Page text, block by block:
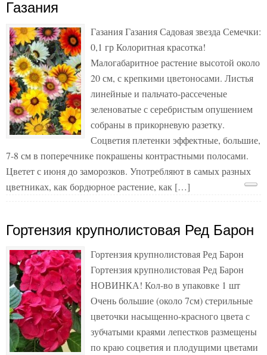
Газания
Газания Газания Садовая звезда Семечки:
0,1 гр Колоритная красотка!
Малогабаритное растение высотой около
20 см, с крепкими цветоносами. Листья
линейные и пальчато-рассеченые
зеленоватые с серебристым опушением
собраны в прикорневую разетку.
Соцветия плетенки эффектные, большие,
7-8 см в поперечнике покрашены контрастными полосами.
Цветет с июня до заморозков. Употребляют в самых разных
цветниках, как бордюрное растение, как […]
Гортензия крупнолистовая Ред Барон
Гортензия крупнолистовая Ред Барон
Гортензия крупнолистовая Ред Барон
НОВИНКА! Кол-во в упаковке 1 шт
Очень большие (около 7см) стерильные
цветочки насыщенно-красного цвета с
зубчатыми краями лепестков размещены
по краю соцветия и плодущими цветами